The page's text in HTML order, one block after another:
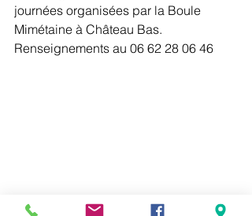
journées organisées par la Boule
Mimétaine à Château Bas.
Renseignements au 06 62 28 06 46